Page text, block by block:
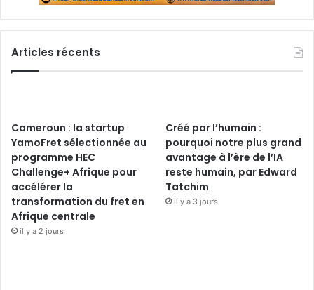
Articles récents
Cameroun : la startup
YamoFret sélectionnée au
programme HEC
Challenge+ Afrique pour
accélérer la
transformation du fret en
Afrique centrale
il y a 2 jours
Créé par l’humain :
pourquoi notre plus grand
avantage à l’ère de l’IA
reste humain, par Edward
Tatchim
il y a 3 jours